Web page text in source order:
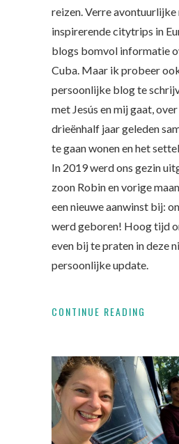
reizen. Verre avontuurlijke
inspirerende citytrips in
blogs bomvol informatie
Cuba. Maar ik probeer
persoonlijke blog te
met Jesús en mij gaat,
drieënhalf jaar geleden
te gaan wonen en het
In 2019 werd ons gezin
zoon Robin en vorige
een nieuwe aanwinst bij:
werd geboren! Hoog tijd
even bij te praten in deze
persoonlijke update.
CONTINUE READING